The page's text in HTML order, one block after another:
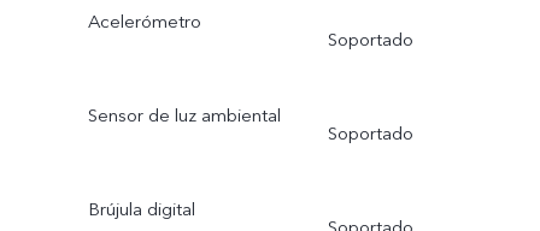
Acelerómetro
Soportado
Sensor de luz ambiental
Soportado
Brújula digital